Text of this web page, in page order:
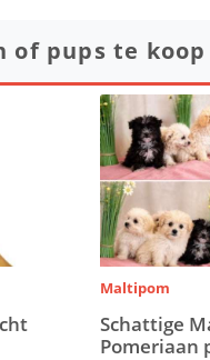
of pups te koop
Maltipom
Schattige
Pomeriaan